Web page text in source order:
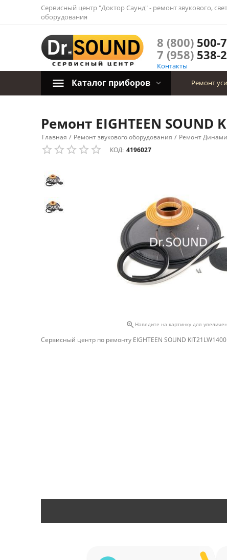
Сервисный центр "Доктор Саунд" - ремонт звукового,
оборудования
8 (800)500-
7 (958)538-
Контакты
Каталог приборов Ремонт
Ремонт EIGHTEEN
Главная / Ремонт звукового оборудования / Ремонт
КОД: 4196027
 Наведите на картинку для
Сервисный центр по ремонту EIGHTEEN SOUND